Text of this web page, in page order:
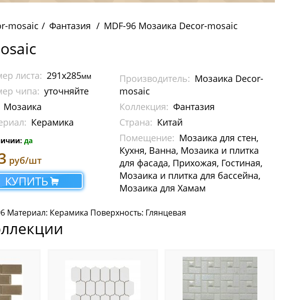
mosaic Фантазия MDF-96 Мозаика Decor-mosaic
Производитель: Мозаика Decor-
mosaic
Коллекция: Фантазия
Страна: Китай
Помещение: Мозаика для стен,
Кухня, Ванна, Мозаика и плитка
для фасада, Прихожая, Гостиная,
Мозаика и плитка для бассейна,
Мозаика для Хамам
листа: 291х285мм
чипа: уточняйте
Мозаика
Керамика
да
руб/шт
КУПИТЬ
Материал: Керамика Поверхность: Глянцевая